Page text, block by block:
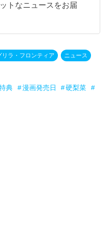
トなニュースをお届
リラ・フロンティア ニュース
典 漫画発売日
硬梨菜